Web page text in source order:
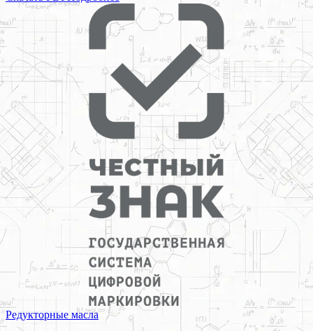
Редукторные масла